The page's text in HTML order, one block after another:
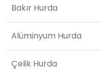
Bakır Hurda
Alüminyum Hurda
Çelik Hurda